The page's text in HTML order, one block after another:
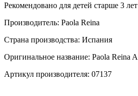
Рекомендовано для детей старше 3 лет
Производитель: Paola Reina
Страна производства: Испания
Оригинальное название: Paola Reina
Артикул производителя: 07137